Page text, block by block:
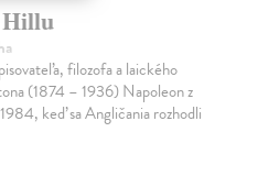
Hillu
filozofa a laického
(1874 – 1936) Napoleon z
keď sa Angličania rozhodli